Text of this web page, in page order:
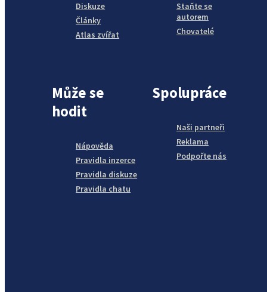
Diskuze
Články
Atlas zvířat
Staňte se
autorem
Chovatelé
Může se
hodit
Nápověda
Pravidla inzerce
Pravidla diskuze
Pravidla chatu
Spolupráce
Naši partneři
Reklama
Podpořte nás